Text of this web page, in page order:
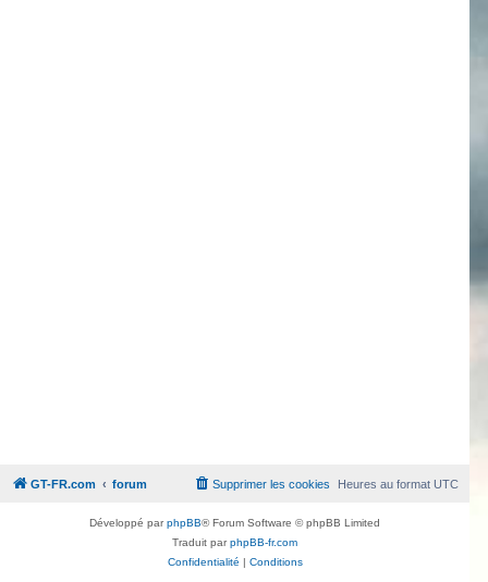
GT-FR.com forum Heures au formatUTC
Supprimer les cookies
Développé parphpBB® Forum Software © phpBB Limited
Traduit parphpBB-fr.com
Confidentialité | Conditions